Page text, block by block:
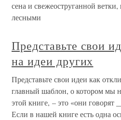
сена и свежеоструганной
лесными
Представьте свои
на идеи других
Представьте свои идеи как
главный шаблон, о котором мы
этой книге, – это «они говорят
Если в нашей книге есть одна